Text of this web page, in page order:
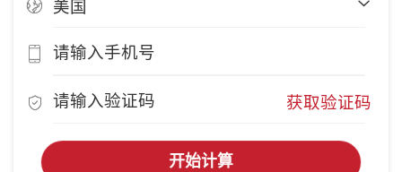
获取验证码
开始计算